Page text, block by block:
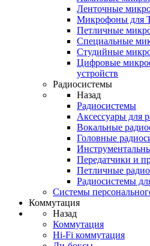
Ленточные
Микрофоны для
Петличные
Специальные
Студийные
Цифровые
устройств
Радиосистемы
Назад
Радиосистемы
Аксессуары для
Вокальные
Головные
Передатчики и
Петличные
Радиосистемы
Системы
Коммутация
Назад
Коммутация
Hi-Fi коммутация